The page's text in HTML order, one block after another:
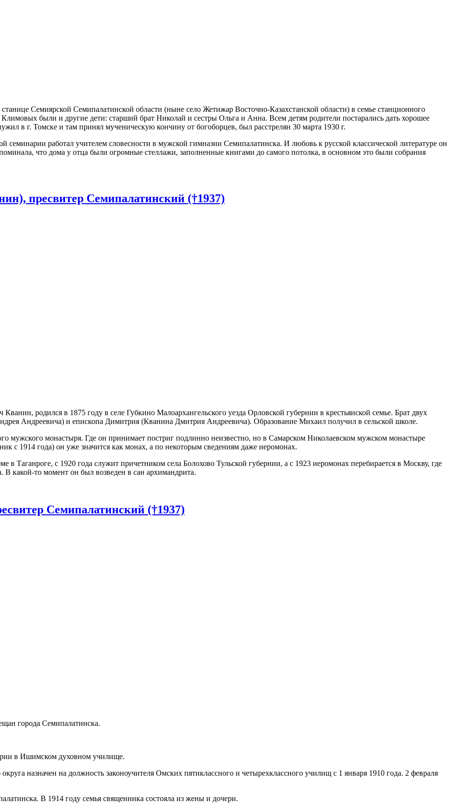
Семиярской Семипалатинской области (ныне село Жетижар Восточно-Казахстанской области) в семье станционного
были и другие дети: старший брат Николай и сестры Ольга и Анна. Всем детям родители постарались дать хорошее
в г. Томске и там принял мученическую кончину от богоборцев, был расстрелян 30 марта 1930 г.
работал учителем словесности в мужской гимназии Семипалатинска. И любовь к русской классической литературе он
что дома у отца были огромные стеллажи, заполненные книгами до самого потолка, в основном это были собрания
пресвитер Семипалатинский (†1937)
родился в 1875 году в селе Губкино Малоархангельского уезда Орловской губернии в крестьянской семье. Брат двух
Андреевича) и епископа Димитрия (Кванина Дмитрия Андреевича). Образование Михаил получил в сельской школе.
мужского монастыря. Где он принимает постриг подлинно неизвестно, но в Самарском Николаевском мужском монастыре
с 1914 года) он уже значится как монах, а по некоторым сведениям даже иеромонах.
Таганроге, с 1920 года служит причетником села Болохово Тульской губернии, а с 1923 иеромонах перебирается в Москву, где
какой-то момент он был возведен в сан архимандрита.
Семипалатинский (†1937)
города Семипалатинска.
в Ишимском духовном училище.
назначен на должность законоучителя Омских пятиклассного и четырехклассного училищ с 1 января 1910 года. 2 февраля
В 1914 году семья священника состояла из жены и дочери.